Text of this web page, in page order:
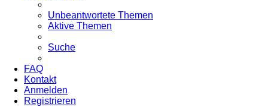
Unbeantwortete Themen
Aktive Themen
Suche
FAQ
Kontakt
Anmelden
Registrieren